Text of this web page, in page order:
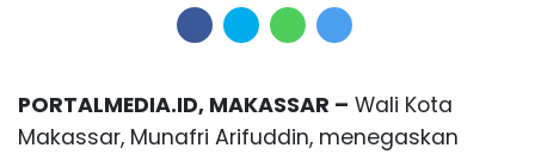
PORTALMEDIA.ID, MAKASSAR – Wali Kota
Makassar, Munafri Arifuddin, menegaskan